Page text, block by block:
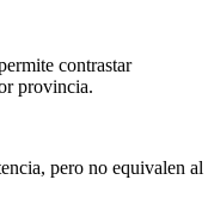
contrastar
provincia.
pero no equivalen al